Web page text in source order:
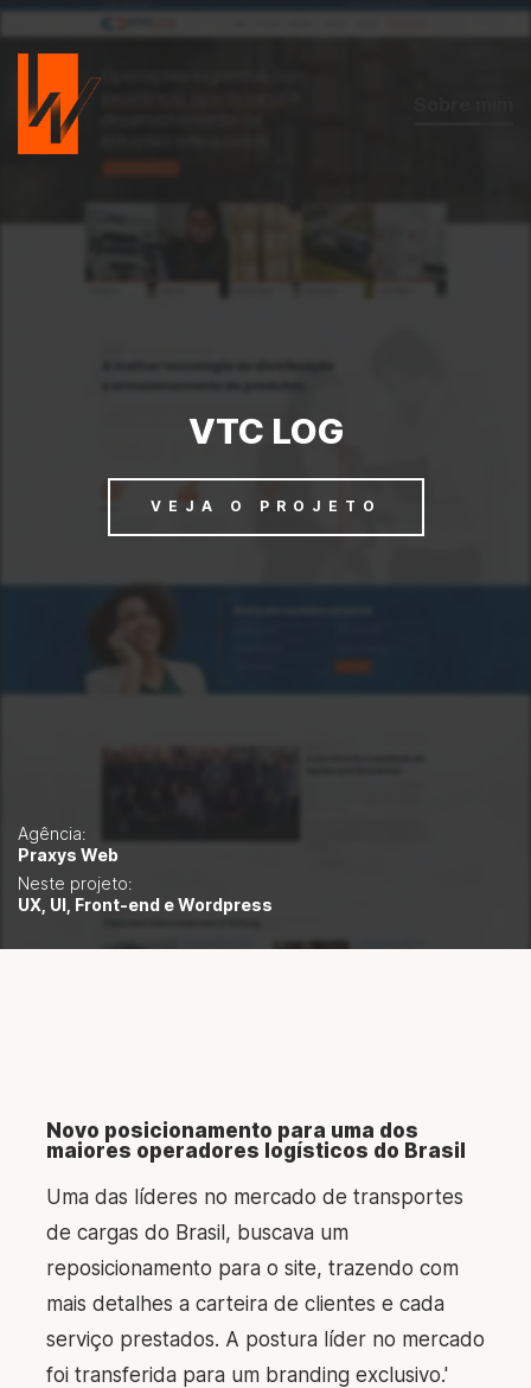
VTC LOG
VEJA O PROJETO
Agência:
Praxys Web
Neste projeto:
UX, UI, Front-end e Wordpress
Novo posicionamento para uma dos
maiores operadores logísticos do Brasil
Uma das líderes no mercado de transportes
de cargas do Brasil, buscava um
reposicionamento para o site, trazendo com
mais detalhes a carteira de clientes e cada
serviço prestados. A postura líder no mercado
foi transferida para um branding exclusivo.'